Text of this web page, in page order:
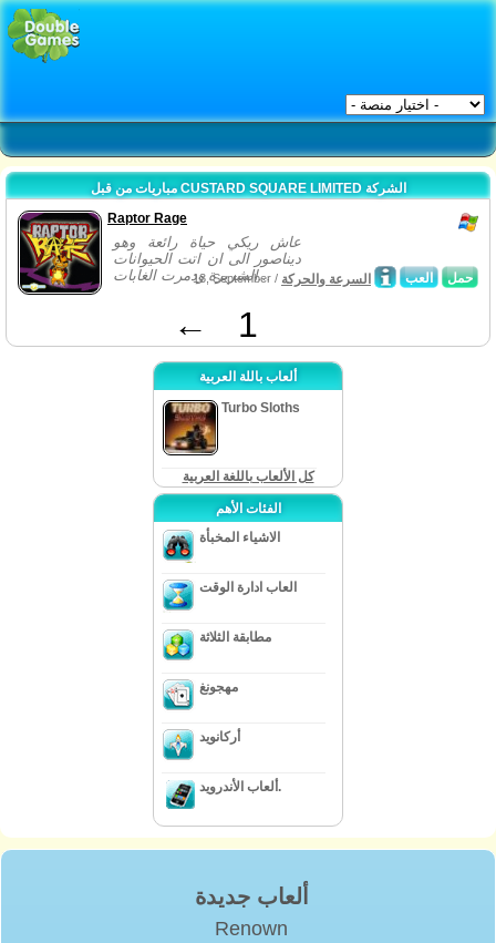
مباريات من قبل CUSTARD SQUARE LIMITED الشركة
Raptor Rage
عاش ريكي حياة رائعة وهو
ديناصور الى ان اتت الحيوانات
الشريرة ودمرت الغابات...
حمل العب 13, September / السرعة والحركة
← 1
ألعاب باللة العربية
Turbo Sloths
كل الألعاب باللغة العربية
الفئات الأهم
الاشياء المخبأة
العاب ادارة الوقت
مطابقة الثلاثة
مهجونغ
أركانويد
ألعاب الأندرويد.
ألعاب جديدة
Renown